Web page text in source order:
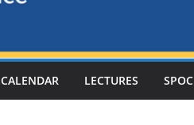
CALENDAR LECTURES SPOC